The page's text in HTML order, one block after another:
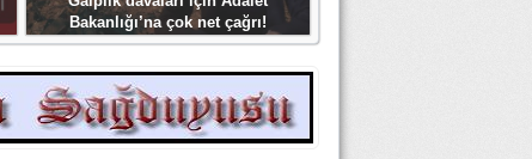
Bakanlığı’na çok net çağrı!